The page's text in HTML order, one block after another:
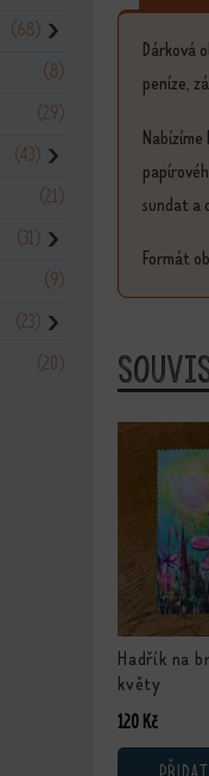
(68) ❯
(8)
(29)
(43) ❯
(21)
(31) ❯
(9)
(23) ❯
(20)
Dárková
peníze,
sundat a
Formát
Hadřík na
květy
120 Kč